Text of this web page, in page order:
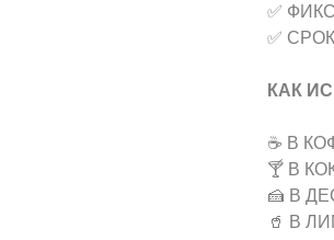
✅
✅
КАК
☕ В
🍸 В
🍰 В
🥤 В